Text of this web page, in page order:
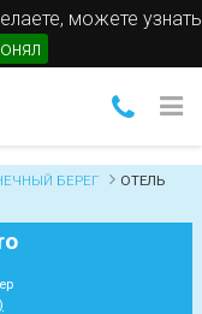
можете узнать
БЕРЕГ
ОТЕЛЬ